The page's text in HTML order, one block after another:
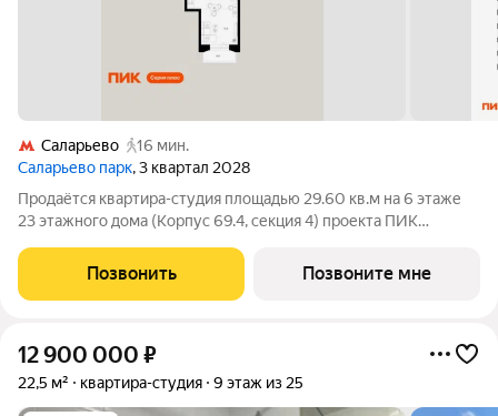
Саларьево
16 мин.
Саларьево парк, 3 квартал 2028
Продаётся квартира-студия площадью 29.60 кв.м на 6 этаже
23 этажного дома (Корпус 69.4, секция 4) проекта ПИК
земли, функциональная планировка, большие окна, с отделкой.
Жилой район «Саларьево
Позвонить Позвоните мне
12 900 000 ₽
22,5 м² квартира-студия 9 этаж из 25